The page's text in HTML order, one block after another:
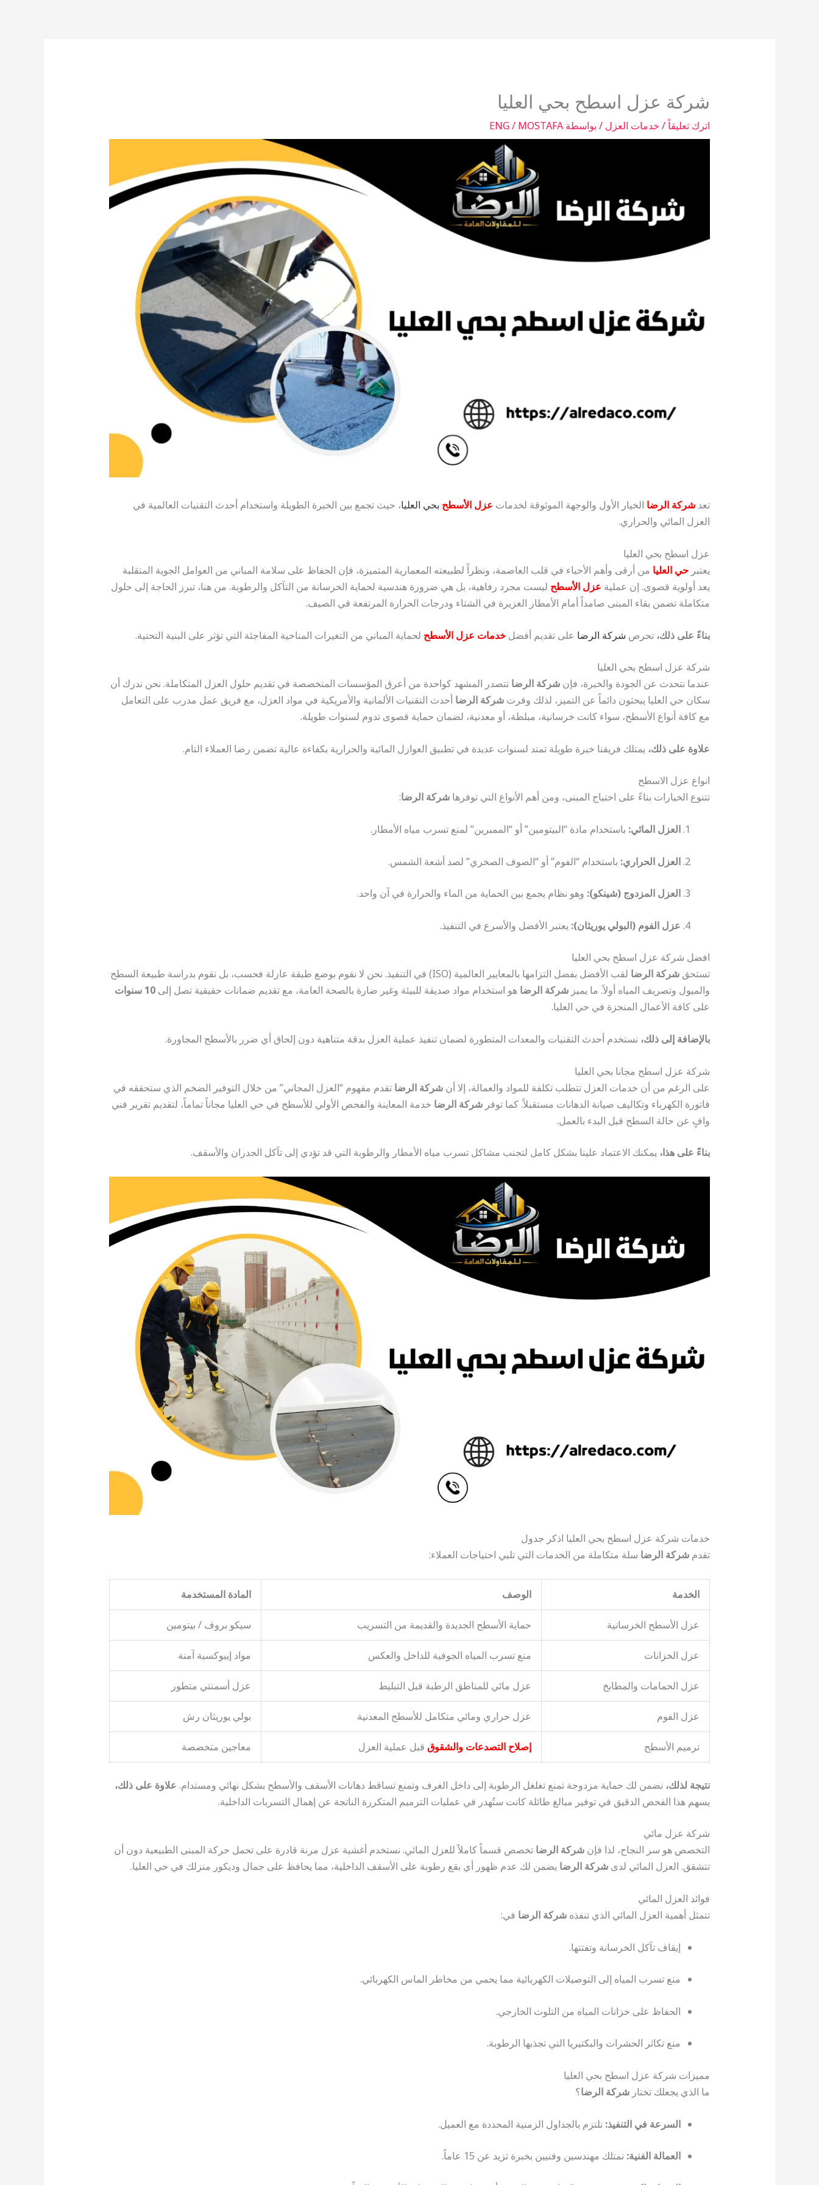
شركة عزل اسطح بحي العليا
اترك تعليقاً/ خدمات العزل / بواسطة ENG / MOSTAFA
تعد شركة الرضا الخيار الأول والوجهة الموثوقة لخدمات عزل الأسطح بحي العليا، حيث تجمع بين الخبرة الطويلة واستخدام أحدث التقنيات العالمية في
العزل المائي والحراري.
عزل اسطح بحي العليا
يعتبر حي العليا من أرقى وأهم الأحياء في قلب العاصمة، ونظراً لطبيعته المعمارية المتميزة، فإن الحفاظ على سلامة المباني من العوامل الجوية المتقلبة
يعد أولوية قصوى. إن عملية عزل الأسطح ليست مجرد رفاهية، بل هي ضرورة هندسية لحماية الخرسانة من التآكل والرطوبة. من هنا، تبرز الحاجة إلى حلول
متكاملة تضمن بقاء المبنى صامداً أمام الأمطار الغزيرة في الشتاء ودرجات الحرارة المرتفعة في الصيف.
بناءً على ذلك، تحرص شركة الرضا على تقديم أفضل خدمات عزل الأسطح لحماية المباني من التغيرات المناخية المفاجئة التي تؤثر على البنية التحتية.
شركة عزل اسطح بحي العليا
عندما نتحدث عن الجودة والخبرة، فإن شركة الرضا تتصدر المشهد كواحدة من أعرق المؤسسات المتخصصة في تقديم حلول العزل المتكاملة. نحن ندرك أن
سكان حي العليا يبحثون دائماً عن التميز، لذلك وفرت شركة الرضا أحدث التقنيات الألمانية والأمريكية في مواد العزل، مع فريق عمل مدرب على التعامل
مع كافة أنواع الأسطح، سواء كانت خرسانية، مبلطة، أو معدنية، لضمان حماية قصوى تدوم لسنوات طويلة.
علاوة على ذلك، يمتلك فريقنا خبرة طويلة تمتد لسنوات عديدة في تطبيق العوازل المائية والحرارية بكفاءة عالية تضمن رضا العملاء التام.
انواع عزل الاسطح
تتنوع الخيارات بناءً على احتياج المبنى، ومن أهم الأنواع التي توفرها شركة الرضا:
العزل المائي: باستخدام مادة “البيتومين” أو “الممبرين” لمنع تسرب مياه الأمطار.
العزل الحراري: باستخدام “الفوم” أو “الصوف الصخري” لصد أشعة الشمس.
العزل المزدوج (شينكو): وهو نظام يجمع بين الحماية من الماء والحرارة في آن واحد.
عزل الفوم (البولي يوريثان): يعتبر الأفضل والأسرع في التنفيذ.
افضل شركة عزل اسطح بحي العليا
تستحق شركة الرضا
لقب الأفضل بفضل التزامها بالمعايير العالمية (ISO) في التنفيذ. نحن لا نقوم بوضع طبقة عازلة فحسب، بل نقوم بدراسة طبيعة السطح
والميول وتصريف المياه أولاً. ما يميز شركة الرضا هو استخدام مواد صديقة للبيئة وغير ضارة بالصحة العامة، مع تقديم ضمانات حقيقية تصل إلى 10 سنوات
على كافة الأعمال المنجزة في حي العليا.
بالإضافة إلى ذلك، نستخدم أحدث التقنيات والمعدات المتطورة لضمان تنفيذ عملية العزل بدقة متناهية دون إلحاق أي ضرر بالأسطح المجاورة.
شركة عزل اسطح مجانا بحي العليا
على الرغم من أن خدمات العزل تتطلب تكلفة للمواد والعمالة، إلا أن شركة الرضا تقدم مفهوم “العزل المجاني” من خلال التوفير الضخم الذي ستحققه في
فاتورة الكهرباء وتكاليف صيانة الدهانات مستقبلاً. كما توفر شركة الرضا خدمة المعاينة والفحص الأولي للأسطح في حي العليا مجاناً تماماً، لتقديم تقرير فني
وافٍ عن حالة السطح قبل البدء بالعمل.
بناءً على هذا، يمكنك الاعتماد علينا بشكل كامل لتجنب مشاكل تسرب مياه الأمطار والرطوبة التي قد تؤدي إلى تآكل الجدران والأسقف.
خدمات شركة عزل اسطح بحي العليا اذكر جدول
تقدم شركة الرضا سلة متكاملة من الخدمات التي تلبي احتياجات العملاء:
الخدمة الوصف المادة المستخدمة
عزل الأسطح الخرسانية حماية الأسطح الجديدة والقديمة من التسريب سيكو بروف / بيتومين
عزل الخزانات منع تسرب المياه الجوفية للداخل والعكس مواد إيبوكسية آمنة
عزل الحمامات والمطابخ عزل مائي للمناطق الرطبة قبل التبليط عزل أسمنتي متطور
عزل الفوم عزل حراري ومائي متكامل للأسطح المعدنية بولي يوريثان رش
ترميم الأسطح إصلاح التصدعات والشقوققبل عملية العزل معاجين متخصصة
نتيجة لذلك، نضمن لك حماية مزدوجة تمنع تغلغل الرطوبة إلى داخل الغرف وتمنع تساقط دهانات الأسقف والأسطح بشكل نهائي ومستدام. علاوة على ذلك،
يسهم هذا الفحص الدقيق في توفير مبالغ طائلة كانت ستُهدر في عمليات الترميم المتكررة الناتجة عن إهمال التسربات الداخلية.
شركة عزل مائي
التخصص هو سر النجاح، لذا فإن شركة الرضا تخصص قسماً كاملاً للعزل المائي. نستخدم أغشية عزل مرنة قادرة على تحمل حركة المبنى الطبيعية دون أن
تتشقق. العزل المائي لدى شركة الرضا يضمن لك عدم ظهور أي بقع رطوبة على الأسقف الداخلية، مما يحافظ على جمال وديكور منزلك في حي العليا.
فوائد العزل المائي
تتمثل أهمية العزل المائي الذي تنفذه شركة الرضا في:
إيقاف تآكل الخرسانة وتفتتها.
منع تسرب المياه إلى التوصيلات الكهربائية مما يحمي من مخاطر الماس الكهربائي.
الحفاظ على خزانات المياه من التلوث الخارجي.
منع تكاثر الحشرات والبكتيريا التي تجذبها الرطوبة.
مميزات شركة عزل اسطح بحي العليا
ما الذي يجعلك تختار شركة الرضا؟
السرعة في التنفيذ: نلتزم بالجداول الزمنية المحددة مع العميل.
العمالة الفنية: نمتلك مهندسين وفنيين بخبرة تزيد عن 15 عاماً.